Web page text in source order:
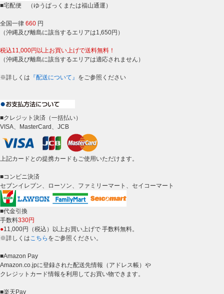
■宅配便 （ゆうぱっくまたは福山通運）
全国一律 660 円
（沖縄及び離島に該当するエリアは1,650円）
税込11,000円以上お買い上げで送料無料！
（沖縄及び離島に該当するエリアは適応されません）
※詳しくは 『配送について』 をご参照ください
■クレジット決済（一括払い）
VISA、MasterCard、JCB
上記カードとの提携カードもご使用いただけます。
■コンビニ決済
セブンイレブン、ローソン、ファミリーマート、セイコーマート
■代金引換
手数料330円
●11,000円（税込）以上お買い上げで 手数料無料。
※詳しくはこちら をご参照ください。
■Amazon Pay
Amazon.co.jpに登録された配送先情報（アドレス帳）や
クレジットカード情報を利用してお買い物できます。
■楽天Pay